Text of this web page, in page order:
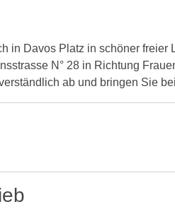
in Davos Platz in schöner
N° 28 in Richtung
ab und bringen Sie